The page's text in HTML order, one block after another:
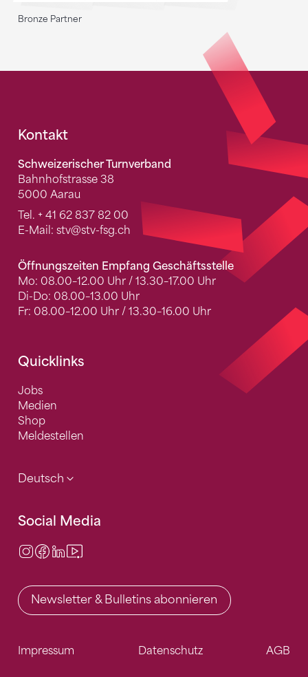
Bronze Partner
Fusszeile
Kontakt
Schweizerischer Turnverband
Bahnhofstrasse 38
5000 Aarau
Tel. + 41 62 837 82 00
E-Mail: stv@stv-fsg.ch
Öffnungszeiten Empfang Geschäftsstelle
Mo: 08.00–12.00 Uhr / 13.30–17.00 Uhr
Di-Do: 08.00–13.00 Uhr
Fr: 08.00–12.00 Uhr / 13.30–16.00 Uhr
Quicklinks
Jobs
Medien
Shop
Meldestellen
Deutsch
Social Media
Instagram
Facebook
LinkedIn
Newsletter & Bulletins abonnieren
Impressum Datenschutz AGB